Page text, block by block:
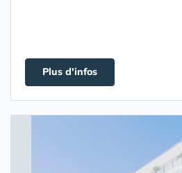
Plus d'infos